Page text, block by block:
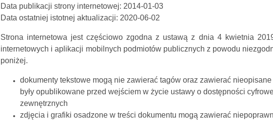
Data publikacji strony internetowej: 2014-01-03
Data ostatniej istotnej aktualizacji: 2020-06-02
Strona internetowa jest częściowo zgodna z ustawą z dnia 4 kwietnia
internetowych i aplikacji mobilnych podmiotów publicznych z powodu
poniżej.
dokumenty tekstowe mogą nie zawierać tagów oraz zawierać
były opublikowane przed wejściem w życie ustawy o dostępności
zewnętrznych
zdjęcia i grafiki osadzone w treści dokumentu mogą zawierać